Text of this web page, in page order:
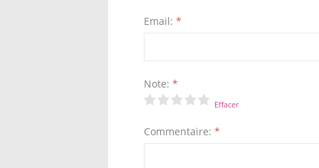
Email: *
Note: *
Effacer
Commentaire: *